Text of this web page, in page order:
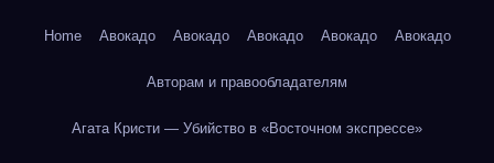
Home Авокадо Авокадо Авокадо Авокадо Авокадо
Авторам и правообладателям
Агата Кристи — Убийство в «Восточном экспрессе»